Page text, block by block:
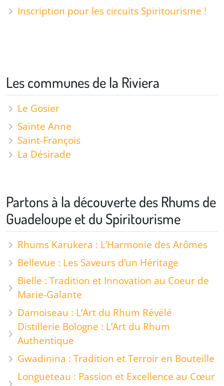
Inscription pour les circuits Spiritourisme !
Les communes de la Riviera
Le Gosier
Sainte Anne
Saint-François
La Désirade
Partons à la découverte des Rhums de
Guadeloupe et du Spiritourisme
Rhums Karukera : L’Harmonie des Arômes
Bellevue : Les Saveurs d’un Héritage
Bielle : Tradition et Innovation au Coeur de
Marie-Galante
Damoiseau : L’Art du Rhum Révélé
Distillerie Bologne : L’Art du Rhum
Authentique
Gwadinina : Tradition et Terroir en Bouteille
Longueteau : Passion et Excellence au Cœur